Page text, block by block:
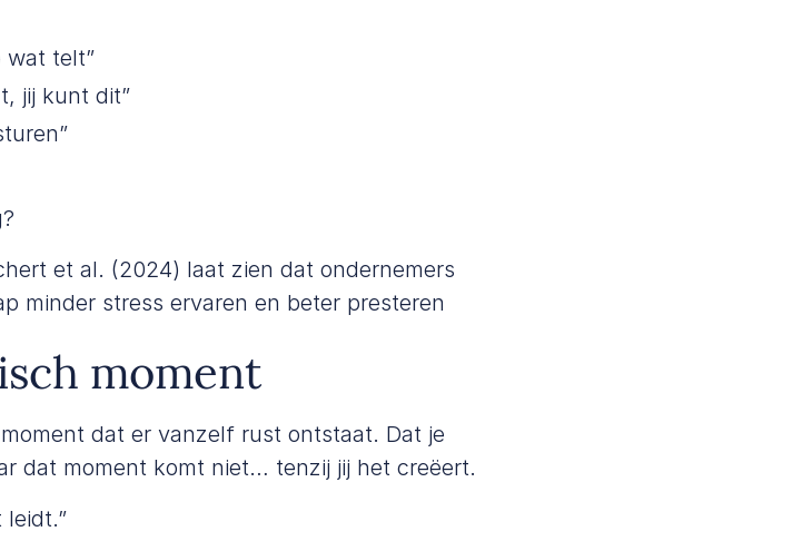
wat telt”
jij kunt dit”
et al. (2024) laat zien dat ondernemers
minder stress ervaren en beter presteren
moment
dat er vanzelf rust ontstaat. Dat je
dat moment komt niet… tenzij jij het creëert.
leidt.”